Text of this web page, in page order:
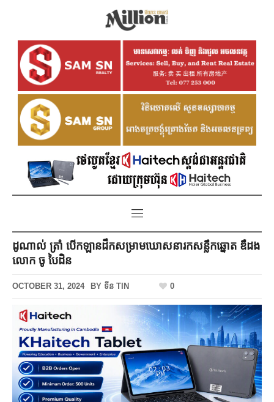
ដូណាល់ ត្រាំ បើកឡានដឹកសម្រាមឃោសនារកសន្លឹកឆ្នោត ឌឺដង
លោក ចូ បៃដិន
OCTOBER 31, 2024 BY ទីន TIN 0